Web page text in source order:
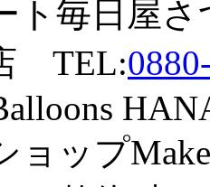
ト毎日屋
TEL:
ョップ